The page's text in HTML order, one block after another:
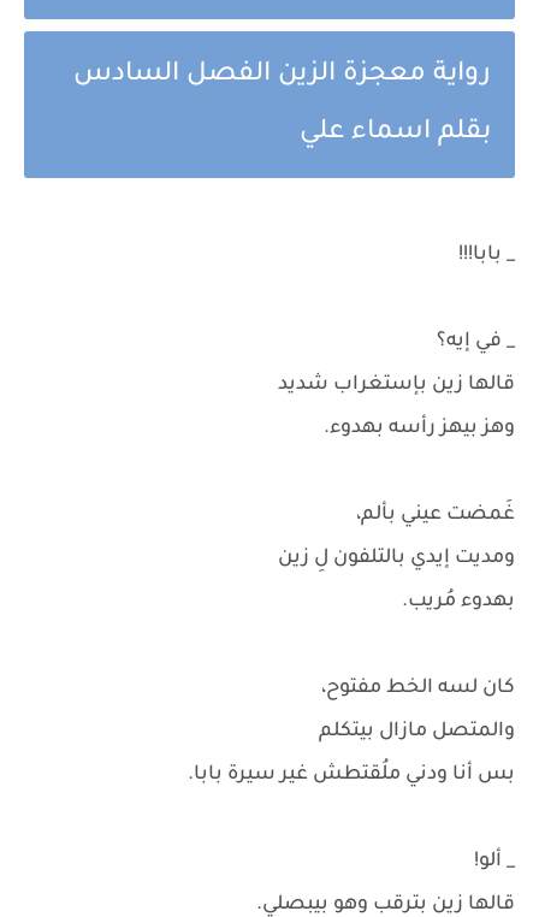
رواية معجزة الزين الفصل السادس
بقلم اسماء علي
_ بابا!!!
_ في إيه؟
قالها زين بإستغراب شديد
وهز بيهز رأسه بهدوء.
غَمضت عيني بألم،
ومديت إيدي بالتلفون لِ زين
بهدوء مُريب.
كان لسه الخط مفتوح،
والمتصل مازال بيتكلم
بس أنا ودني ملُقتطش غير سيرة بابا.
_ ألو!
قالها زين بترقب وهو بيبصلي.